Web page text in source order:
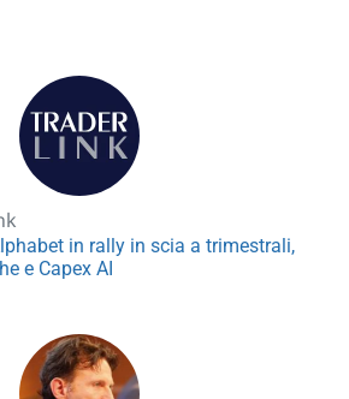
in rally in scia a trimestrali,
e Capex AI